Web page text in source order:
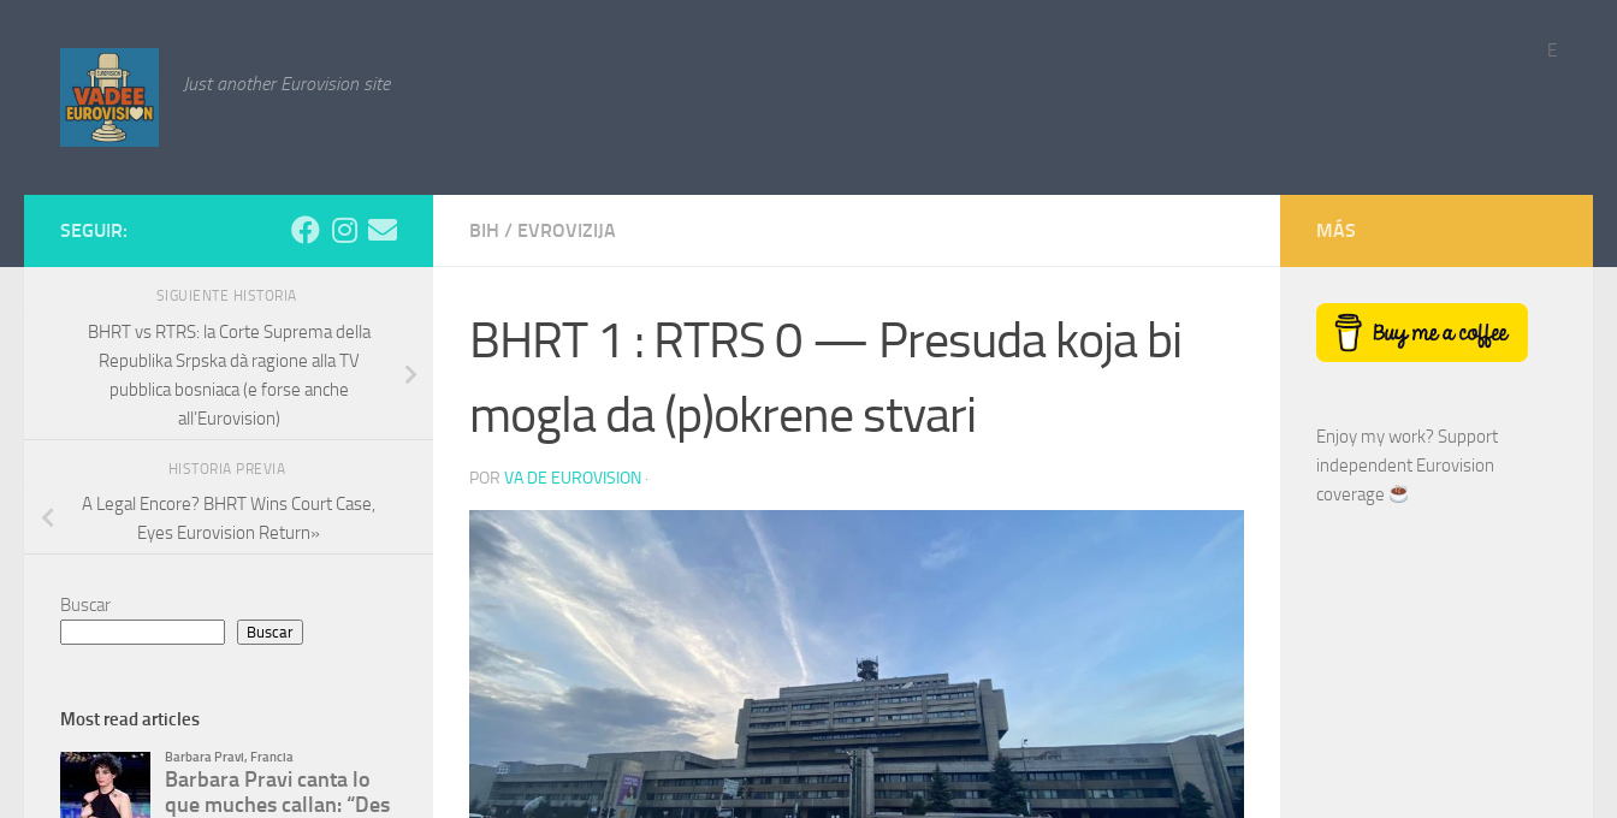
Just another Eurovision site
E
BIH / EVROVIZIJA
BHRT 1 : RTRS 0 — Presuda koja bi
mogla da (p)okrene stvari
POR VA DE EUROVISION ·
SEGUIR:
SIGUIENTE HISTORIA
BHRT vs RTRS: la Corte Suprema della
Republika Srpska dà ragione alla TV
pubblica bosniaca (e forse anche
all’Eurovision)
HISTORIA PREVIA
A Legal Encore? BHRT Wins Court Case,
Eyes Eurovision Return»
Buscar
Buscar
Most read articles
MÁS
Enjoy my work? Support
independent Eurovision
coverage